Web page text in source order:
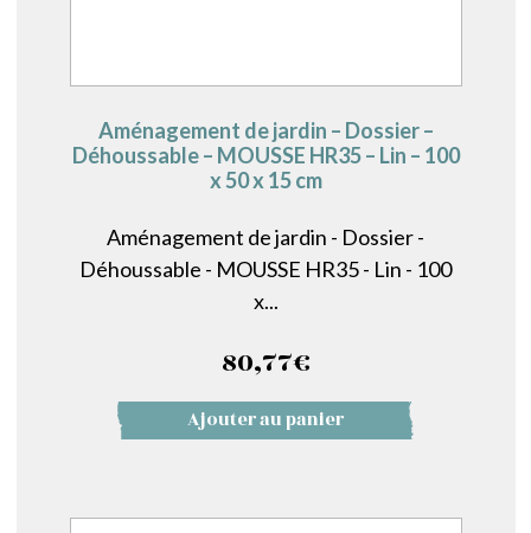
Aménagement de jardin – Dossier –
Déhoussable – MOUSSE HR35 – Lin – 100
x 50 x 15 cm
Aménagement de jardin - Dossier -
Déhoussable - MOUSSE HR35 - Lin - 100
x...
80,77€
Ajouter au panier